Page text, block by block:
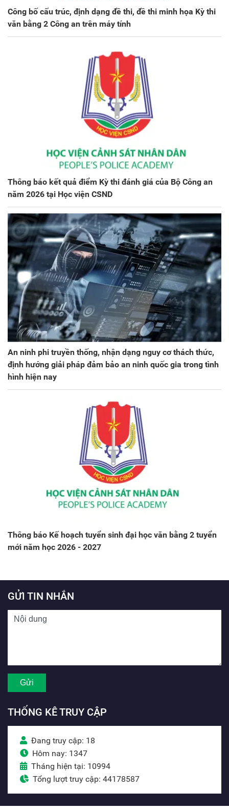
Công bố cấu trúc, định dạng đề thi, đề thi minh họa Kỳ thi
văn bằng 2 Công an trên máy tính
Thông báo kết quả điểm Kỳ thi đánh giá của Bộ Công an
năm 2026 tại Học viện CSND
An ninh phi truyền thống, nhận dạng nguy cơ thách thức,
định hướng giải pháp đảm bảo an ninh quốc gia trong tình
hình hiện nay
Thông báo Kế hoạch tuyển sinh đại học văn bằng 2 tuyển
mới năm học 2026 - 2027
GỬI TIN NHẮN
THỐNG KÊ TRUY CẬP
Đang truy cập: 18
Hôm nay: 1347
Tháng hiện tại: 10994
Tổng lượt truy cập: 44178587